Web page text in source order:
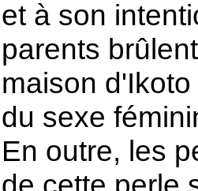
et à son
parents
maison
du sexe
En outre, les